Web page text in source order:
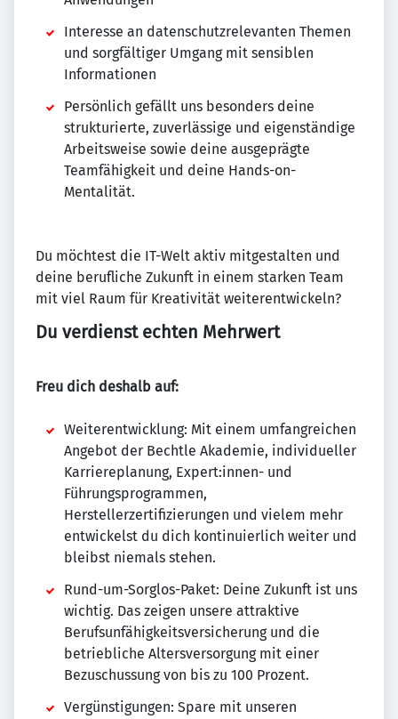
Interesse an datenschutzrelevanten Themen
und sorgfältiger Umgang mit sensiblen
Informationen
Persönlich gefällt uns besonders deine
strukturierte, zuverlässige und eigenständige
Arbeitsweise sowie deine ausgeprägte
Teamfähigkeit und deine Hands-on-
Mentalität.
Du möchtest die IT-Welt aktiv mitgestalten und
deine berufliche Zukunft in einem starken Team
mit viel Raum für Kreativität weiterentwickeln?
Du verdienst echten Mehrwert
Freu dich deshalb auf:
Weiterentwicklung: Mit einem umfangreichen
Angebot der Bechtle Akademie, individueller
Karriereplanung, Expert:innen- und
Führungsprogrammen,
Herstellerzertifizierungen und vielem mehr
entwickelst du dich kontinuierlich weiter und
bleibst niemals stehen.
Rund-um-Sorglos-Paket: Deine Zukunft ist uns
wichtig. Das zeigen unsere attraktive
Berufsunfähigkeitsversicherung und die
betriebliche Altersversorgung mit einer
Bezuschussung von bis zu 100 Prozent.
Vergünstigungen: Spare mit unseren